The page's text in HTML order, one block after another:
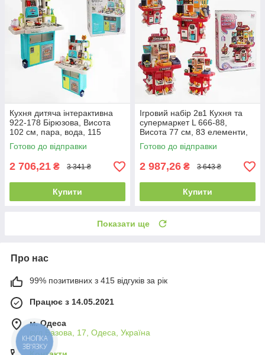
Кухня дитяча інтерактивна
922-178 Бірюзова, Висота
102 см, пара, вода, 115
аксесуарів, звук, світло
Готово до відправки
2 706,21 ₴ 3 341 ₴
Купити
Ігровий набір 2в1 Кухня та
супермаркет L 666-88,
Висота 77 см, 83 елементи,
пара, вода, лід, сканер
Готово до відправки
2 987,26 ₴ 3 643 ₴
Купити
Показати ще
Про нас
99% позитивних з 415 відгуків за рік
Працює з 14.05.2021
м. Одеса
вул.Базова, 17, Одеса, Україна
КНОПКА
ЗВ'ЯЗКУ